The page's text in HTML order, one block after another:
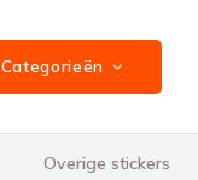
Categorieën
Overige stickers